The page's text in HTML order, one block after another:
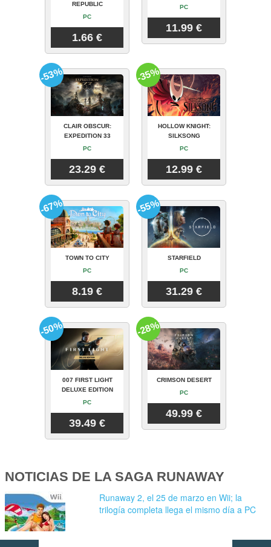
REPUBLIC
PC
1.66 €
PC
11.99 €
CLAIR OBSCUR:
EXPEDITION 33
PC
23.29 €
-53%
HOLLOW KNIGHT:
SILKSONG
PC
12.99 €
-35%
TOWN TO CITY
PC
8.19 €
-67%
STARFIELD
PC
31.29 €
-55%
007 FIRST LIGHT
DELUXE EDITION
PC
39.49 €
-50%
CRIMSON DESERT
PC
49.99 €
-28%
NOTICIAS DE LA SAGA RUNAWAY
Runaway 2, el 25 de marzo en Wii; la
trilogía completa llega el mismo día a PC